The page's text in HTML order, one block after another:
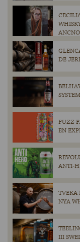
DE
FUZZ
EN
ANTI-
TVEKA
NYA
III